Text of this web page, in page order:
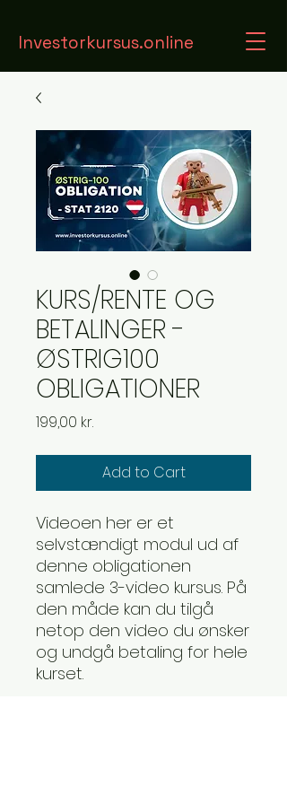
Investorkursus.online
KURS/RENTE OG
BETALINGER -
ØSTRIG100
OBLIGATIONER
199,00 kr.Price
Add to Cart
Videoen her er et
selvstændigt modul ud af
denne obligationen
samlede 3-video kursus. På
den måde kan du tilgå
netop den video du ønsker
og undgå betaling for hele
kurset.